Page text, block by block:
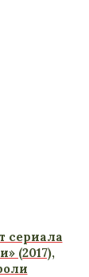
сериала
(2017),